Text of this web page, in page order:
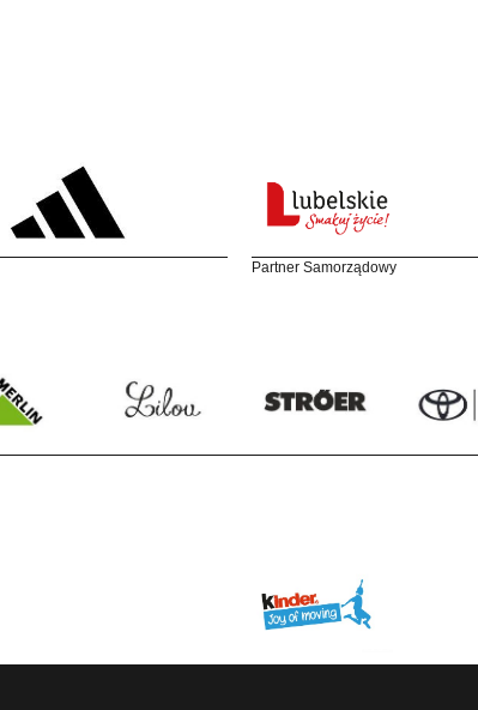
Partner Samorządowy